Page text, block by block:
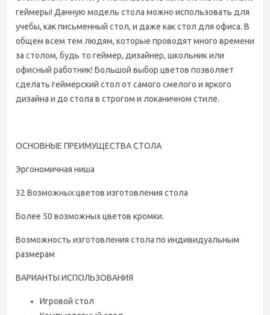
геймеры! Данную модель стола можно использовать для
учебы, как письменный стол, и даже как стол для офиса. В
общем всем тем людям, которые проводят много времени
за столом, будь то геймер, дизайнер, школьник или
офисный работник! Большой выбор цветов позволяет
сделать геймерский стол от самого смелого и яркого
дизайна и до стола в строгом и локаничном стиле.
ОСНОВНЫЕ ПРЕИМУЩЕСТВА СТОЛА
Эргономичная ниша
32 Возможных цветов изготовления стола
Более 50 возможных цветов кромки.
Возможность изготовления стола по индивидуальным
размерам
ВАРИАНТЫ ИСПОЛЬЗОВАНИЯ
Игровой стол